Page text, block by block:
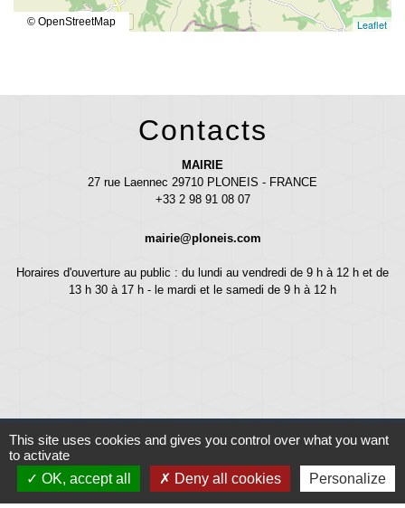
Leaflet
© OpenStreetMap
Contacts
MAIRIE
27 rue Laennec 29710 PLONEIS - FRANCE
+33 2 98 91 08 07
mairie@ploneis.com
Horaires d'ouverture au public : du lundi au vendredi de 9 h à 12 h et de
13 h 30 à 17 h - le mardi et le samedi de 9 h à 12 h
Liens
This site uses cookies and gives you control over what you want
to activate
OK, accept all
Deny all cookies Personalize